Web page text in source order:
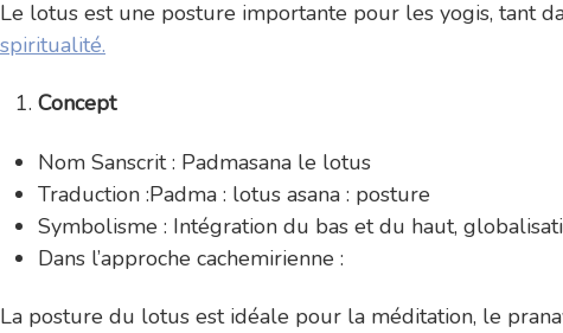
Le lotus est une posture importante pour les yogis, tant
spiritualité.
Concept
Nom Sanscrit : Padmasana le lotus
Traduction :Padma : lotus asana : posture
Symbolisme : Intégration du bas et du haut,
Dans l’approche cachemirienne :
La posture du lotus est idéale pour la méditation, le